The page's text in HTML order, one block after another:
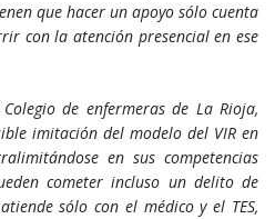
que hacer un apoyo sólo cuenta
con la atención presencial en ese
de enfermeras de La Rioja,
imitación del modelo del VIR en
en sus competencias
cometer incluso un delito de
sólo con el médico y el TES,